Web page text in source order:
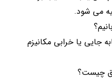
می شود.
جایی یا خرابی مکانیزم
چیست؟